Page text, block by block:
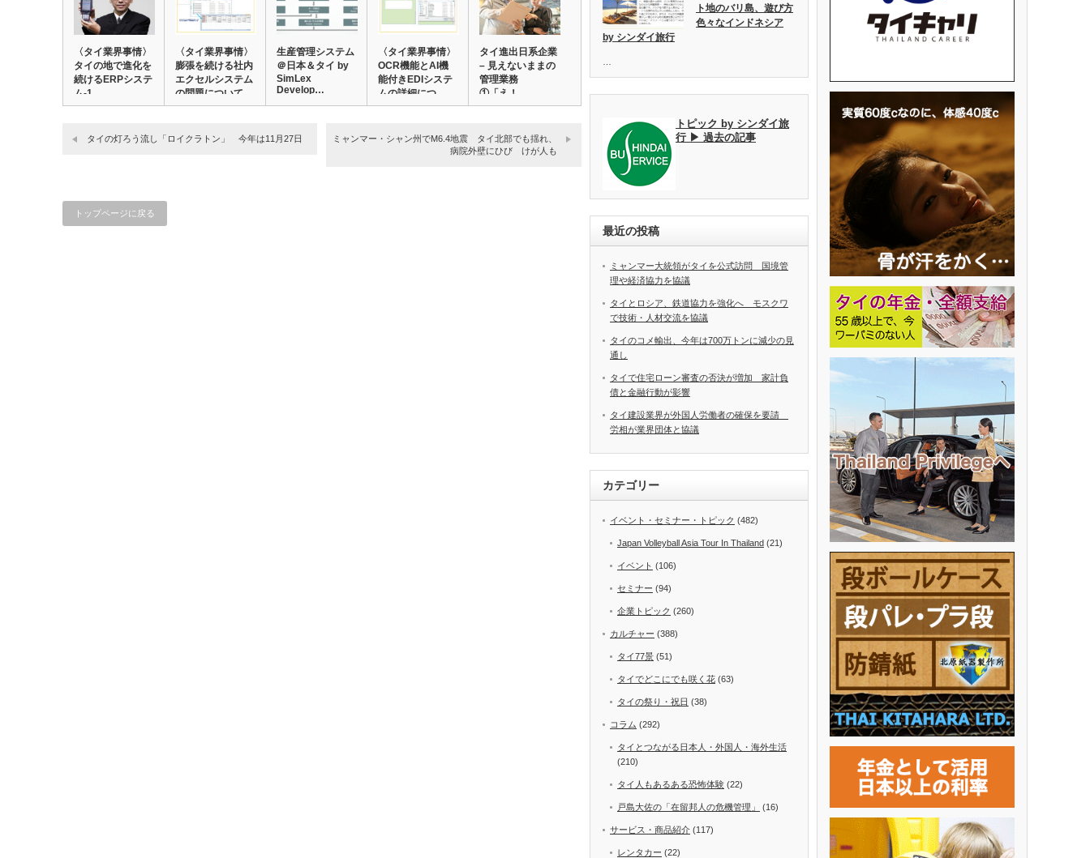
〈タイ業界事情〉
タイの地で進化を
続けるERPシステ
ム-1
〈タイ業界事情〉
膨張を続ける社内
エクセルシステム
の問題について
…
生産管理システム
＠日本＆タイ by
SimLex
Develop…
〈タイ業界事情〉
OCR機能とAI機
能付きEDIシステ
ムの詳細につ…
タイ進出日系企業
– 見えないままの
管理業務
①「え！…
タイの灯ろう流し「ロイクラトン」 今年は11月27日
ミャンマー・シャン州でM6.4地震 タイ北部でも揺れ、
病院外壁にひび けが人も
トップページに戻る
ト地のバリ島、遊び方
色々なインドネシア
by シンダイ旅行
トピック by シンダイ旅
行 ▶ 過去の記事
最近の投稿
ミャンマー大統領がタイを公式訪問 国境管
理や経済協力を協議
タイとロシア、鉄道協力を強化へ モスクワ
で技術・人材交流を協議
タイのコメ輸出、今年は700万トンに減少の見
通し
タイで住宅ローン審査の否決が増加 家計負
債と金融行動が影響
タイ建設業界が外国人労働者の確保を要請
労相が業界団体と協議
カテゴリー
イベント・セミナー・トピック (482)
Japan Volleyball Asia Tour In Thailand (21)
イベント (106)
セミナー (94)
企業トピック (260)
カルチャー (388)
タイ77景 (51)
タイでどこにでも咲く花 (63)
タイの祭り・祝日 (38)
コラム (292)
タイとつながる日本人・外国人・海外生活
(210)
タイ人もあるある恐怖体験 (22)
戸島大佐の「在留邦人の危機管理」 (16)
サービス・商品紹介 (117)
レンタカー (22)